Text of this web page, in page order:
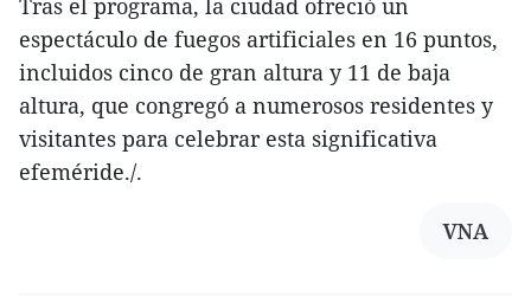
Tras el programa, la ciudad ofreció un
espectáculo de fuegos artificiales en 16 puntos,
incluidos cinco de gran altura y 11 de baja
altura, que congregó a numerosos residentes y
visitantes para celebrar esta significativa
efeméride./.
VNA